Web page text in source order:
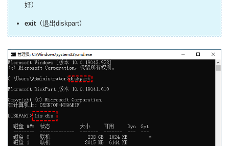
好）
exit（退出diskpart）